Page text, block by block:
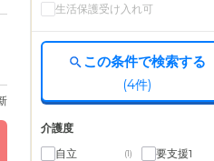
生活保護受け入れ可
この条件で検索する
(4件)
介護度
自立
(1) 要支援1